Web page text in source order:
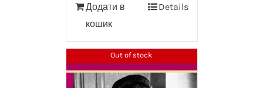
Додати в
кошик
Details
Out of stock